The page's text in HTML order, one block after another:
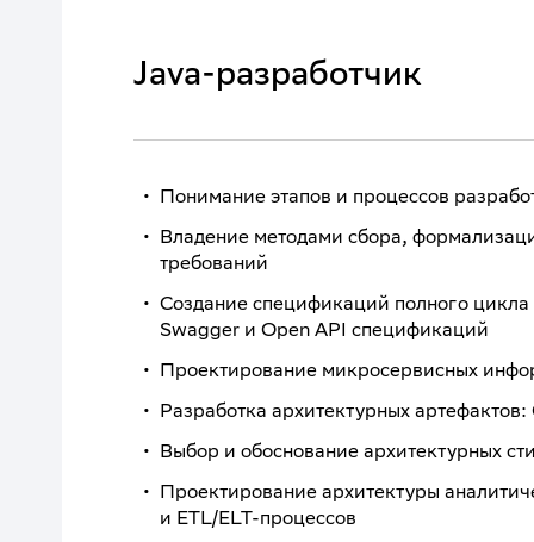
Java-разработчик
Понимание этапов и процессов
Владение методами сбора,
требований
Создание спецификаций полного
Swagger и Open API спецификаций
Проектирование микросервисных
Разработка архитектурных
Выбор и обоснование архитектурных
Проектирование архитектуры
и ETL/ELT-процессов